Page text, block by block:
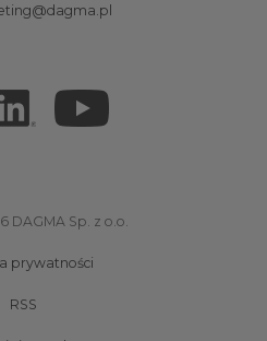
DAGMA Sp. z o.o.
prywatności
RSS